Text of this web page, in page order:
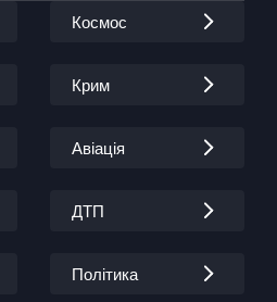
Космос
Крим
Авіація
ДТП
Політика